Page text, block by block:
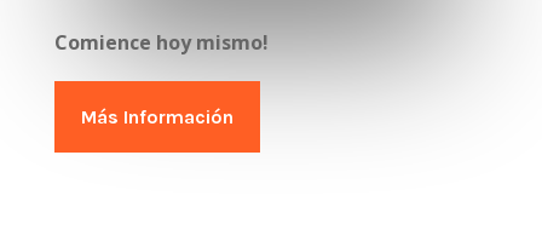
Comience hoy mismo!
Más Información